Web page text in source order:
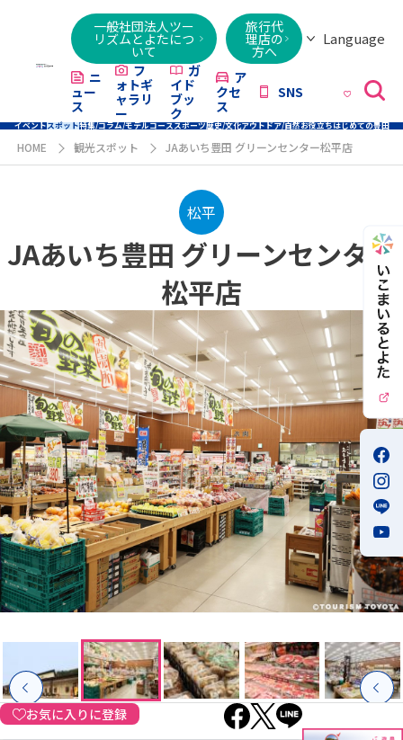
一般社団法人ツー
リズムとよたにつ
いて
旅行代
理店の
方へ
Language
Việt
ニ
ュー
ス
フ
ォトギ
ャラリ
ー
ガ
イド
ブッ
ク
ア
クセ
ス
SNS
イベントスポット特集/コラム/モデルコーススポーツ歴史/文化アウトドア/自然お役立ちはじめての豊田
HOME 観光スポット JAあいち豊田 グリーンセンター松平店
松平
JAあいち豊田 グリーンセンター
松平店
お気に入りに登録